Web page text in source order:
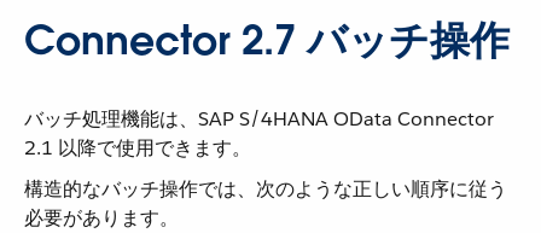
Connector 2.7 バッチ操作
バッチ処理機能は、SAP S/4HANA OData Connector
2.1 以降で使用できます。
構造的なバッチ操作では、次のような正しい順序に従う
必要があります。